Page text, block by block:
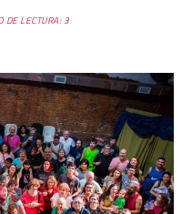
DE LECTURA: 3